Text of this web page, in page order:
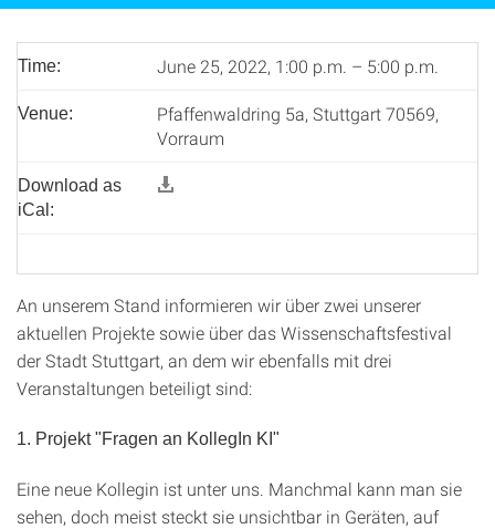
Time: June 25, 2022, 1:00 p.m. – 5:00 p.m.
Venue:
Pfaffenwaldring 5a, Stuttgart 70569,
Vorraum
Download as
iCal:
An unserem Stand informieren wir über zwei unserer
aktuellen Projekte sowie über das Wissenschaftsfestival
der Stadt Stuttgart, an dem wir ebenfalls mit drei
Veranstaltungen beteiligt sind:
1. Projekt "Fragen an KollegIn KI"
Eine neue Kollegin ist unter uns. Manchmal kann man sie
sehen, doch meist steckt sie unsichtbar in Geräten, auf